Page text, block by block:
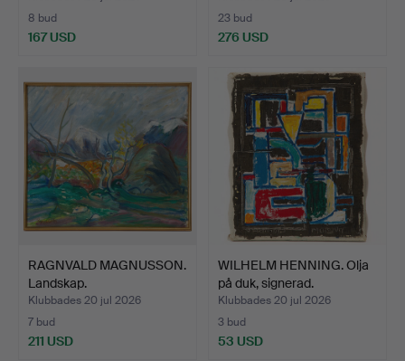
8 bud
167 USD
23 bud
276 USD
föremål
RAGNVALD MAGNUSSON.
Landskap.
Klubbades 20 jul 2026
7 bud
211 USD
WILHELM HENNING. Olja
på duk, signerad.
Klubbades 20 jul 2026
3 bud
53 USD